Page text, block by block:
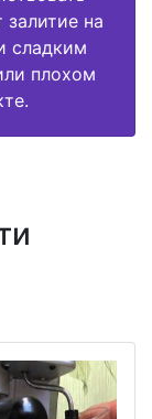
на
сладким
плохом